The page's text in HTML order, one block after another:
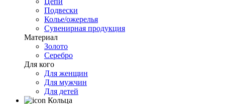
Подвески
Колье/ожерелья
Сувенирная продукция
Материал
Золото
Серебро
Для кого
Для женщин
Для мужчин
Для детей
Кольца